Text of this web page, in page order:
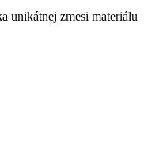
unikátnej zmesi materiálu